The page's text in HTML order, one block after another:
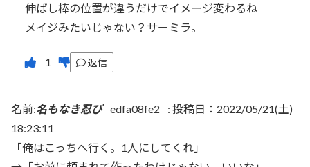
伸ばし棒の位置が違うだけでイメージ変わるね
メイジみたいじゃない？サーミラ。
返信
名前:名もなき忍び edfa08fe2 : 投稿日：2022/05/21(土)
18:23:11
「俺はこっちへ行く。1人にしてくれ」